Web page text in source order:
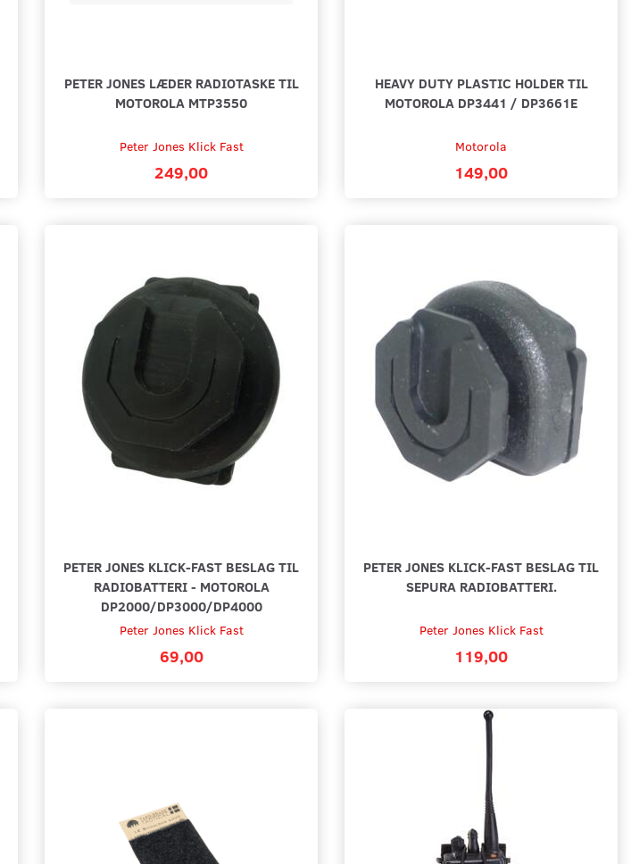
PETER JONES LÆDER RADIOTASKE TIL
MOTOROLA MTP3550
Peter Jones Klick Fast
249,00
HEAVY DUTY PLASTIC HOLDER TIL
MOTOROLA DP3441 / DP3661E
Motorola
149,00
PETER JONES KLICK-FAST BESLAG TIL
RADIOBATTERI - MOTOROLA
DP2000/DP3000/DP4000
Peter Jones Klick Fast
69,00
PETER JONES KLICK-FAST BESLAG TIL
SEPURA RADIOBATTERI.
Peter Jones Klick Fast
119,00